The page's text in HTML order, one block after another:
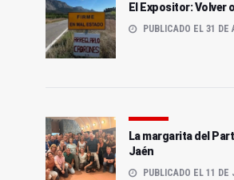
El Expositor: Volver
PUBLICADO EL 31 DE
La margarita del
Jaén
PUBLICADO EL 11 DE